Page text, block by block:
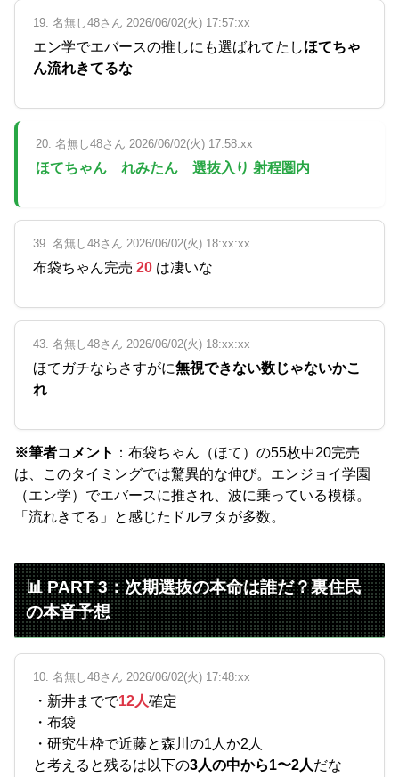
19. 名無し48さん 2026/06/02(火) 17:57:xx
エン学でエバースの推しにも選ばれてたしほてちゃ
ん流れきてるな
20. 名無し48さん 2026/06/02(火) 17:58:xx
ほてちゃん れみたん 選抜入り 射程圏内
39. 名無し48さん 2026/06/02(火) 18:xx:xx
布袋ちゃん完売 20 は凄いな
43. 名無し48さん 2026/06/02(火) 18:xx:xx
ほてガチならさすがに無視できない数じゃないかこ
れ
※筆者コメント ：布袋ちゃん（ほて）の55枚中20完売
は、このタイミングでは驚異的な伸び。エンジョイ学園
（エン学）でエバースに推され、波に乗っている模様。
「流れきてる」と感じたドルヲタが多数。
📊 PART 3：次期選抜の本命は誰だ？裏住民
の本音予想
10. 名無し48さん 2026/06/02(火) 17:48:xx
・新井までで12人確定
・布袋
・研究生枠で近藤と森川の1人か2人
と考えると残るは以下の3人の中から1〜2人だな